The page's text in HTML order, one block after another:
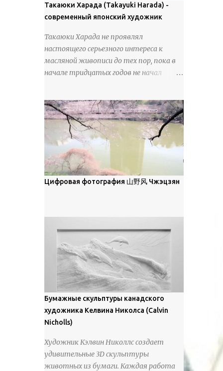
18 век. Шахматный набор "Рыцари
против турок" в шкатулке из
см, Холмогоры, 18 век....
покрова может восприниматься как
матовая. Такое свойство чаще всего
метелевого и фирнизированного снега.
Тем не менее, иногда значительное
количество кристаллов может
располагаться в одной плоскости,
поверхностной изморози. В данном
случае усиливается зеркальное
отражение, что приводит к
искристости снега, зависящей от
положения наблюдателя и высоты
солнца. Зеркальные свойства наиболее
заметны при угле солнечного света 15°
и ниже; при более высокой солнечной
описываются индикатрисой ...
Такаюки Харада (Takayuki Harada) -
современный японский художник
Такаюки Харада не проявлял
настоящего серьезного интереса к
масляной живописи до тех пор, пока в
начале тридцатых годов не начал
художественные музеи и галереи, он
был глубоко тронут и вдохновлен
красотой масляной живописи великих
мастеров. Искусствовед Брайан
Шервин прокомментировал картины
художника, заявив, что "Такаюки
Харада сочетает в себе классическую
смысле, персонажи его картин
предлагают зрителям незаконченный
рассказ, который усиливается его
уникальной манерой использования
освещения". Для просмотра всех работ,
посетите страницу –
https://www.artfinder.com/artist/takayuki-
harada/about/#/
Цифровая фотография 山野风 Чжэцзян
Бумажные скульптуры канадского
художника Келвина Николса (Calvin
Nicholls)
Художник Кэлвин Николлс создает
удивительные 3D скульптуры
животных из бумаги. Каждая работа